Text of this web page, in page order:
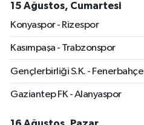
15 Ağustos, Cumartesi
Konyaspor - Rizespor
Kasımpaşa - Trabzonspor
Gençlerbirliği S.K. - Fenerbahçe
Gaziantep FK - Alanyaspor